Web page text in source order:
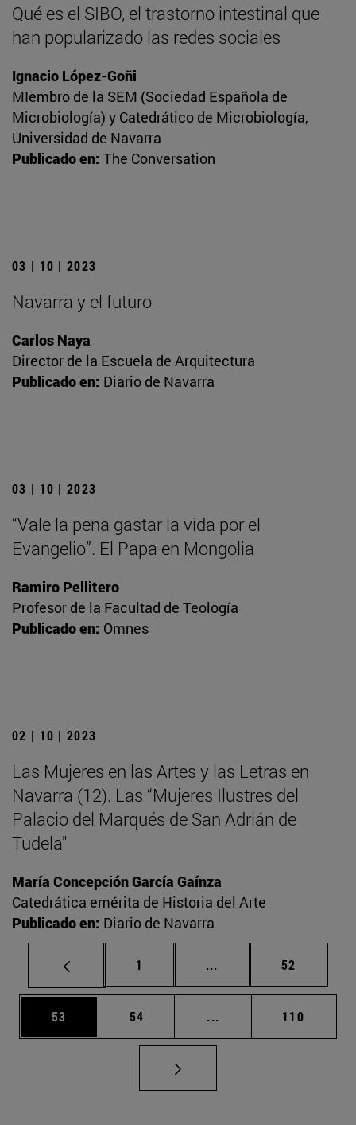
Qué es el SIBO, el trastorno intestinal que
han popularizado las redes sociales
Ignacio López-Goñi
MIembro de la SEM (Sociedad Española de
Microbiología) y Catedrático de Microbiología,
Universidad de Navarra
Publicado en: The Conversation
03 | 10 | 2023
Navarra y el futuro
Carlos Naya
Director de la Escuela de Arquitectura
Publicado en: Diario de Navarra
03 | 10 | 2023
“Vale la pena gastar la vida por el
Evangelio”. El Papa en Mongolia
Ramiro Pellitero
Profesor de la Facultad de Teología
Publicado en: Omnes
02 | 10 | 2023
Las Mujeres en las Artes y las Letras en
Navarra (12). Las “Mujeres Ilustres del
Palacio del Marqués de San Adrián de
Tudela"
María Concepción García Gaínza
Catedrática emérita de Historia del Arte
Publicado en: Diario de Navarra
Página
1 ... Páginas intermedias
Página
52
Página
53 Página
54 ... Páginas intermedias
Página
110